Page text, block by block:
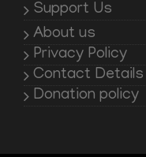
Support Us
About us
Privacy Policy
Contact Details
Donation policy